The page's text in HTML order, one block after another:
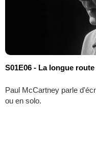
S01E06 - La longue
Paul McCartney parle
ou en solo.